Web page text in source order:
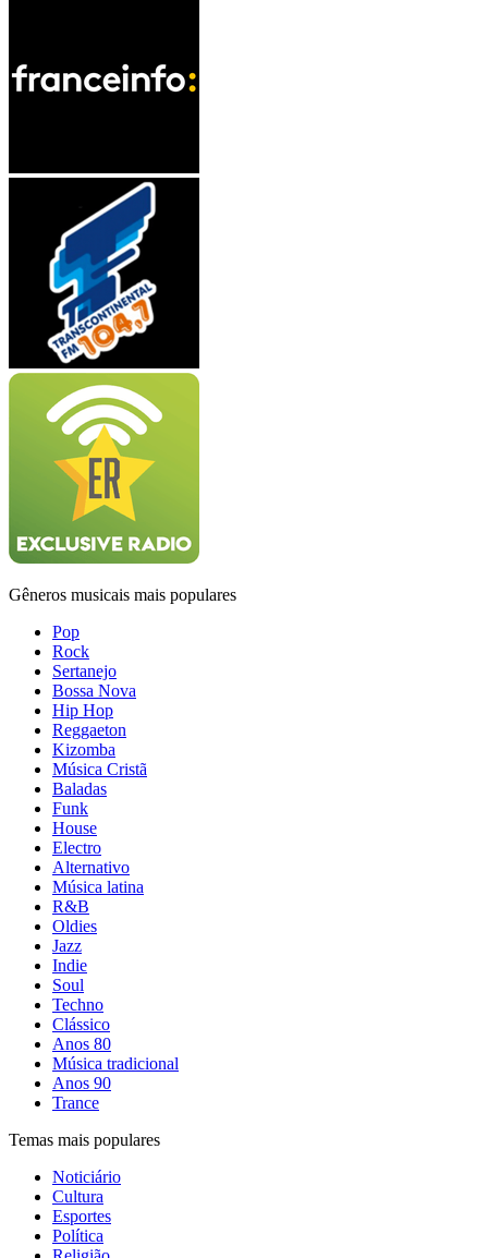
Gêneros musicais mais populares
Pop
Rock
Sertanejo
Bossa Nova
Hip Hop
Reggaeton
Kizomba
Música Cristã
Baladas
Funk
House
Electro
Alternativo
Música latina
R&B
Oldies
Jazz
Indie
Soul
Techno
Clássico
Anos 80
Música tradicional
Anos 90
Trance
Temas mais populares
Noticiário
Cultura
Esportes
Política